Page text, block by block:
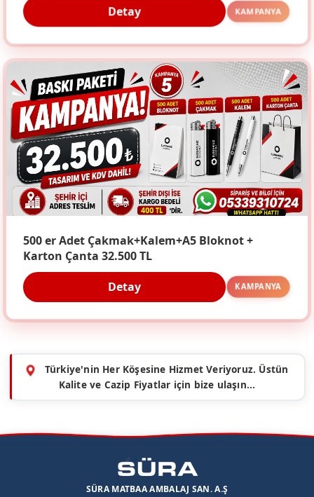
Detay KAMPANYA
500 er Adet Çakmak+Kalem+A5 Bloknot +
Karton Çanta 32.500 TL
Detay KAMPANYA
Türkiye'nin Her Köşesine Hizmet Veriyoruz. Üstün
Kalite ve Cazip Fiyatlar için bize ulaşın...
SÜRA MATBAA AMBALAJ SAN. A.Ş